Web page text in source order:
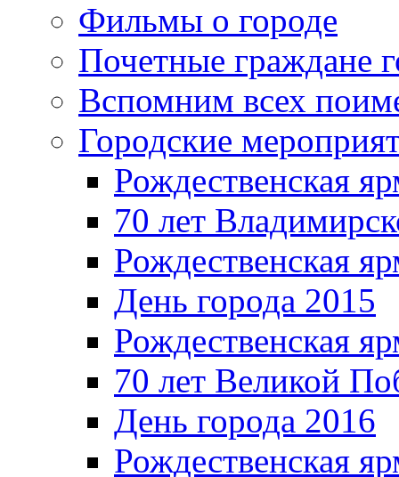
Фильмы о городе
Почетные граждане
Вспомним всех
Городские
Рождественская
70 лет
Рождественская
День города 2015
Рождественская
70 лет Великой
День города 2016
Рождественская